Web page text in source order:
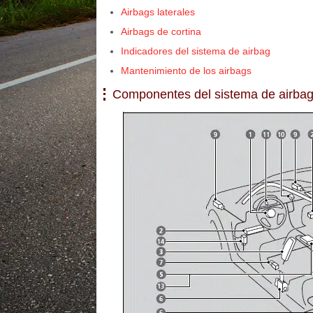
Airbags laterales
Airbags de cortina
Indicadores del sistema de airbag
Mantenimiento de los airbags
Componentes del sistema de airbag